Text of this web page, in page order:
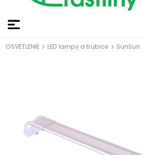
OSVETLENIE LED lampy a trubice SunSun